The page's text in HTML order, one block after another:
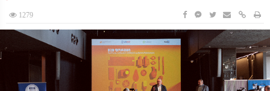
1279